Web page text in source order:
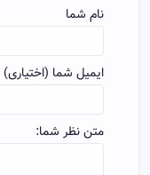
نام شما
ایمیل شما (اختیاری)
متن نظر شما: